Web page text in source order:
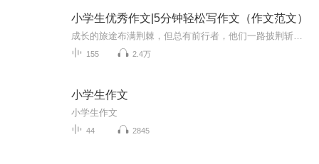
小学生优秀作文|5分钟轻松写作文（作文范文）
155 2.4万
小学生作文
小学生作文
44 2845